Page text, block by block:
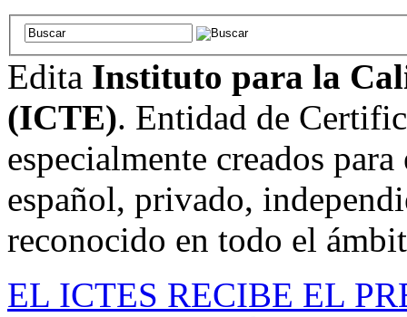
Edita Instituto para la
(ICTE). Entidad de
especialmente creados
español, privado,
reconocido en todo el
EL ICTES RECIBE EL